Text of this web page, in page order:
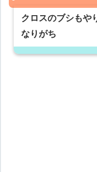
クロスのブシもや
なりがち